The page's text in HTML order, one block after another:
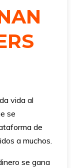
vida al
se
de
a muchos.
se gana